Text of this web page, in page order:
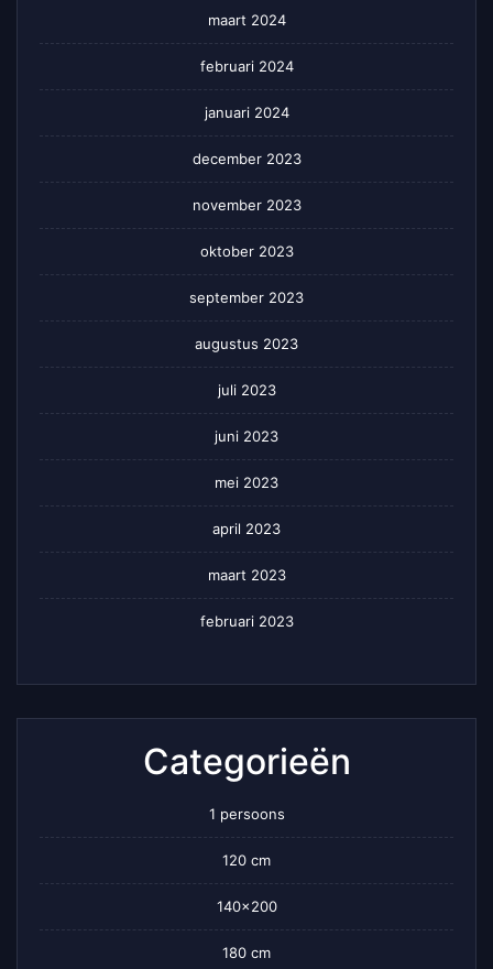
maart 2024
februari 2024
januari 2024
december 2023
november 2023
oktober 2023
september 2023
augustus 2023
juli 2023
juni 2023
mei 2023
april 2023
maart 2023
februari 2023
Categorieën
1 persoons
120 cm
140×200
180 cm